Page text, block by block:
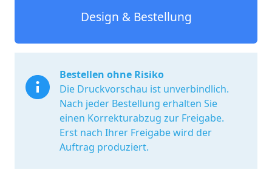
Design & Bestellung
Bestellen ohne Risiko
Die Druckvorschau ist unverbindlich.
Nach jeder Bestellung erhalten Sie
einen Korrekturabzug zur Freigabe.
Erst nach Ihrer Freigabe wird der
Auftrag produziert.